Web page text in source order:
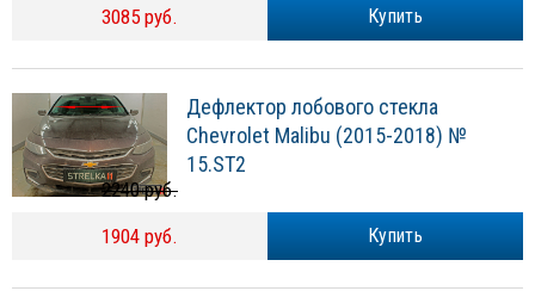
Купить
3085 руб.
Дефлектор лобового стекла
Chevrolet Malibu (2015-2018) №
15.ST2
Купить
2240 руб.
1904 руб.